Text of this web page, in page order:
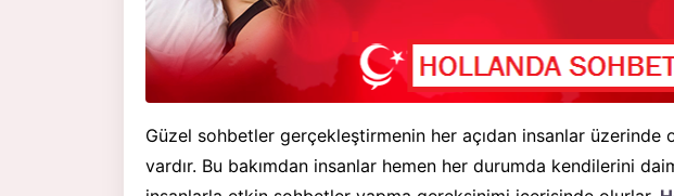
Güzel sohbetler gerçekleştirmenin her açıdan insanlar üzerinde
vardır. Bu bakımdan insanlar hemen her durumda kendilerini